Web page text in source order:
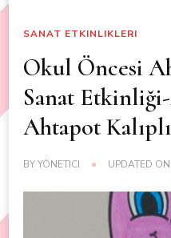
SANAT ETKINLIKLERI
Okul Öncesi
Sanat Etkinliği-
Ahtapot
BYYÖNETICI UPDATED ON